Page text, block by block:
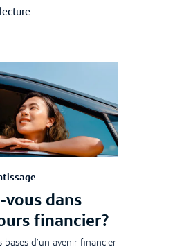
vous dans
financier?
bases d’un avenir financier